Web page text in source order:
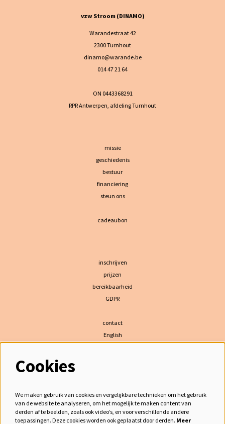
vzw Stroom (DINAMO)
Warandestraat 42
2300 Turnhout
dinamo@warande.be
014 47 21 64
ON 0443368291
RPR Antwerpen, afdeling Turnhout
missie
geschiedenis
bestuur
financiering
steun ons
cadeaubon
inschrijven
prijzen
bereikbaarheid
GDPR
contact
English
meld je aan voor de nieuwsbrief
Cookies
We maken gebruik van cookies en vergelijkbare technieken om het gebruik
van de website te analyseren, om het mogelijk te maken content van
derden af te beelden, zoals ook video’s, en voor verschillende andere
toepassingen. Deze cookies worden ook geplaatst door derden. Meer